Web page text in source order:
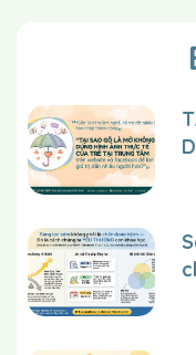
Lặp lại bài tập
giúp của bạn
Bạn thêm từ từ
vóc dáng và
quá nhiều trọng
tập. Bạn đảm
trẻ biết chính xác